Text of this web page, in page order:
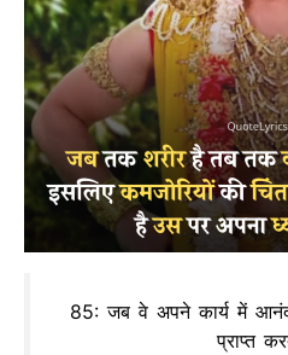
85: जब वे अपने कार्य में
प्राप्त